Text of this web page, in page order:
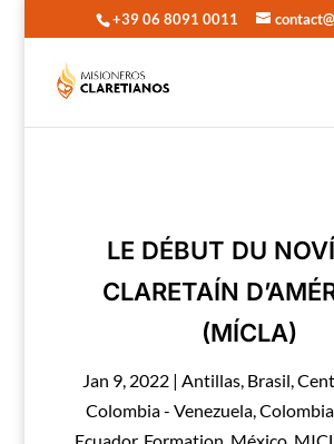
+39 06 8091 0011
LE DÉBUT DU
CLARETAÍN
(MÍCLA)
Jan 9, 2022 |Antillas, Brasil,
Colombia - Venezuela,